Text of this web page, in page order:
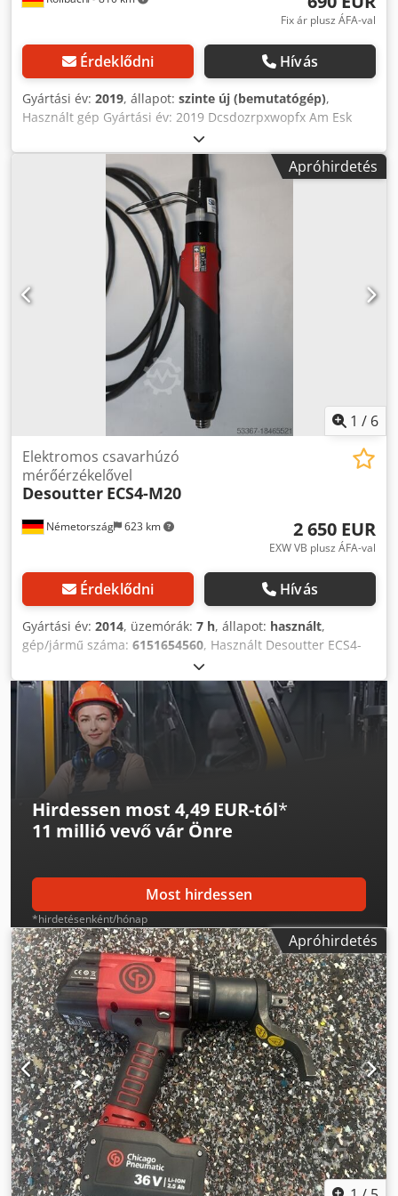
beállítás és szállítás érdekében Tömeg: kb. 12 kgFix ár plusz ÁFA-val
Érdeklődni Hívás
Gyártási év: 2019, állapot: szinte új (bemutatógép),
Használt gép Gyártási év: 2019 Dcsdozrpxwopfx Am Esk
Állapot: kiállítási darab, újszerű Felszereltség és műszaki
adatok: - Akkumulátor feszültség: 18 V - Fűrészlap átmérő:
160 mm - Furatátmérő: 20 mm - Vágási mélység: akár 57
mm 90°-os szögben akár 40,5 mm 45°-os szögben - Döntési
tartomány: -1° és +48° között - Üresjárati fordulatszám:
4850 ford./perc - Csatlakozó a porgyűjtőhöz - Súly: kb. 4,5
Apróhirdetés
1 / 6
Németország 623 km
Elektromos csavarhúzó
mérőérzékelővel
Desoutter ECS4-M20
2 650 EUR
EXW VB plusz ÁFA-val
Érdeklődni Hívás
Gyártási év: 2014, üzemórák: 7 h, állapot: használt,
gép/jármű száma: 6151654560, Használt Desoutter ECS4-
M20 elektromos csavarhúzó M20 adapterrel csavaros pont
világítással csatlakozó kábellel kiegészítő tartozékok nélkül
alkalmas Desoutter CVIC II-L2 vagy CVIC II-H2 - csavaros
vezérléshez Kimenet: Hex 1/4F" nyomaték: Dodpovxu Dvjfx
Am Esck Min.: 1,0 Nm Max.: 4,0 Nm Alapjárati
fordulatszám: 2000 min-1 Súly: 0,6 kg
Hirdessen most 4,49 EUR-tól*
11 millió vevővár Önre
Most hirdessen
*hirdetésenként/hónap
Apróhirdetés